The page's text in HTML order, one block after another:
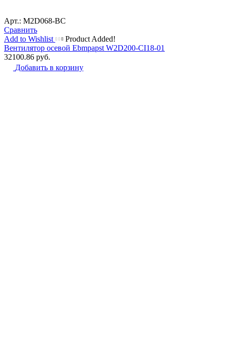
Арт.: M2D068-BC
Сравнить
Add to Wishlist
Product Added!
Вентилятор осевой Ebmpapst W2D200-CI18-01
32100.86 руб.
Добавить в корзину